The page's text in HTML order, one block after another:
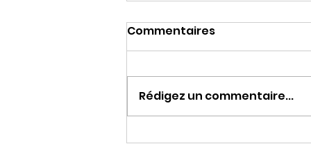
Une journée à chiner…
Commentaires
Rédigez un commentaire...